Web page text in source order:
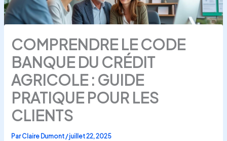
COMPRENDRE LE CODE
BANQUE DU CRÉDIT
AGRICOLE : GUIDE
PRATIQUE POUR LES
CLIENTS
ParClaire Dumont/juillet 22, 2025